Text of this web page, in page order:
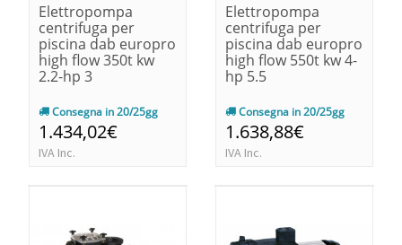
Elettropompa
centrifuga per
piscina dab europro
high flow 350t kw
2.2-hp 3
Consegna in 20/25gg
1.434,02€
IVA Inc.
Elettropompa
centrifuga per
piscina dab europro
high flow 550t kw 4-
hp 5.5
Consegna in 20/25gg
1.638,88€
IVA Inc.